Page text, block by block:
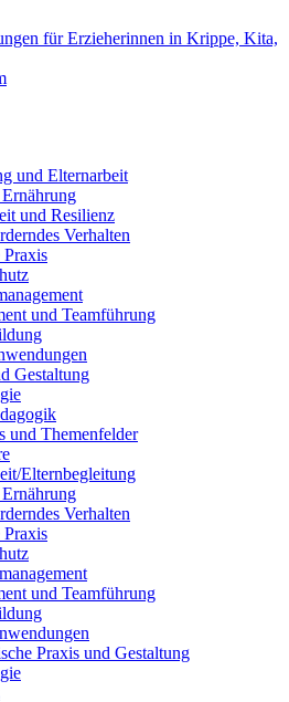
und Elternarbeit
und Resilienz
Verhalten
und Teamführung
Gestaltung
und Themenfelder
Elternbegleitung
Verhalten
und Teamführung
Praxis und Gestaltung